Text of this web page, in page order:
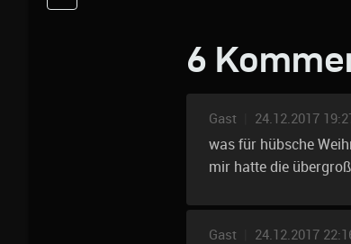
6
Gast 24.12.2017
was für hübsche
mir hatte die
Gast 24.12.2017